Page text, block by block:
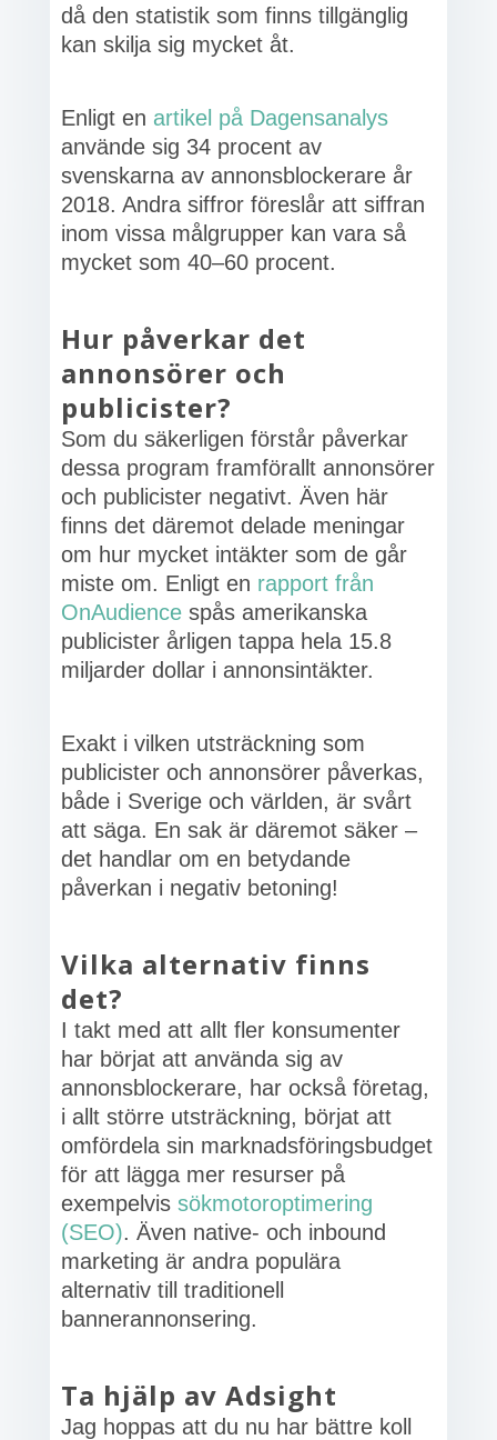
då den statistik som finns tillgänglig
kan skilja sig mycket åt.
Enligt en artikel på Dagensanalys
använde sig 34 procent av
svenskarna av annonsblockerare år
2018. Andra siffror föreslår att siffran
inom vissa målgrupper kan vara så
mycket som 40–60 procent.
Hur påverkar det
annonsörer och
publicister?
Som du säkerligen förstår påverkar
dessa program framförallt annonsörer
och publicister negativt. Även här
finns det däremot delade meningar
om hur mycket intäkter som de går
miste om. Enligt en rapport från
OnAudiencespås amerikanska
publicister årligen tappa hela 15.8
miljarder dollar i annonsintäkter.
Exakt i vilken utsträckning som
publicister och annonsörer påverkas,
både i Sverige och världen, är svårt
att säga. En sak är däremot säker –
det handlar om en betydande
påverkan i negativ betoning!
Vilka alternativ finns
det?
I takt med att allt fler konsumenter
har börjat att använda sig av
annonsblockerare, har också företag,
i allt större utsträckning, börjat att
omfördela sin marknadsföringsbudget
för att lägga mer resurser på
exempelvis sökmotoroptimering
(SEO). Även native- och inbound
marketing är andra populära
alternativ till traditionell
bannerannonsering.
Ta hjälp av Adsight
Jag hoppas att du nu har bättre koll